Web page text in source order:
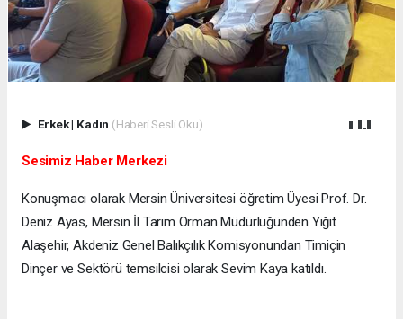
Erkek| Kadın (Haberi Sesli Oku)
Sesimiz Haber Merkezi
Konuşmacı olarak Mersin Üniversitesi öğretim Üyesi Prof. Dr.
Deniz Ayas, Mersin İl Tarım Orman Müdürlüğünden Yiğit
Alaşehir, Akdeniz Genel Balıkçılık Komisyonundan Timiçin
Dinçer ve Sektörü temsilcisi olarak Sevim Kaya katıldı.